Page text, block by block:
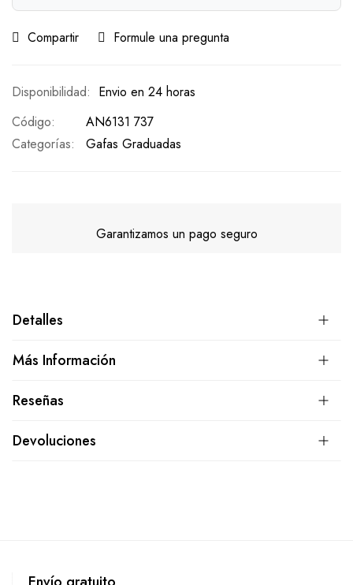
Compartir Formule una pregunta
Envio en 24 horas
Código
AN6131 737
Categorías:
Gafas Graduadas
Garantizamos un pago seguro
Detalles
Más Información
Reseñas
Devoluciones